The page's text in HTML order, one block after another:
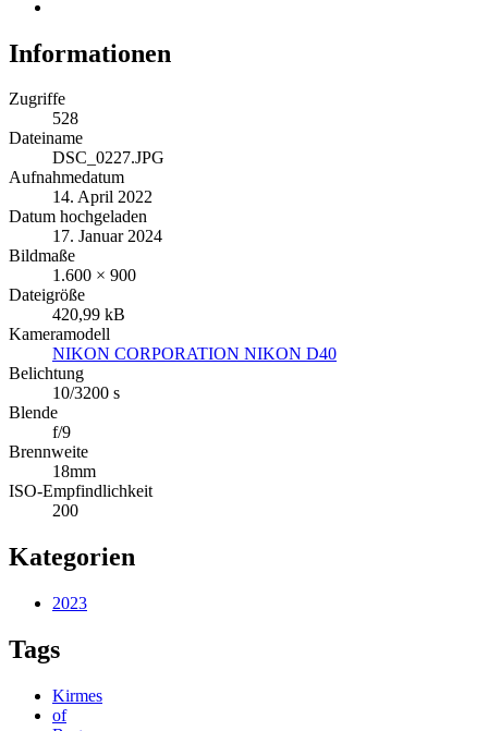
Informationen
Zugriffe
528
Dateiname
DSC_0227.JPG
Aufnahmedatum
14. April 2022
Datum hochgeladen
17. Januar 2024
Bildmaße
1.600 × 900
Dateigröße
420,99 kB
Kameramodell
NIKON CORPORATION NIKON D40
Belichtung
10/3200 s
Blende
f/9
Brennweite
18mm
ISO-Empfindlichkeit
200
Kategorien
2023
Tags
Kirmes
of